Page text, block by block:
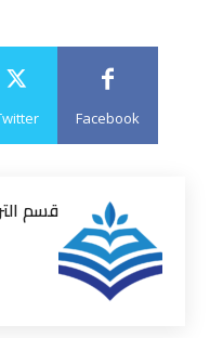
Facebook
قسم